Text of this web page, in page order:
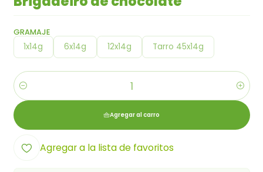
GRAMAJE
1x14g 6x14g 12x14g Tarro 45x14g
Cantidad
Agregar al carro
Agregar a la lista de favoritos